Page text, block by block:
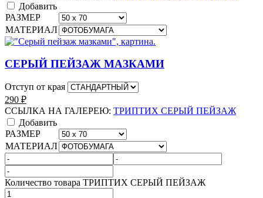
Добавить
РАЗМЕР
МАТЕРИАЛ
СЕРЫЙ ПЕЙЗАЖ МАЗКАМИ
Отступ от края
290 ₽
ССЫЛКА НА ГАЛЕРЕЮ: ТРИПТИХ СЕРЫЙ ПЕЙЗАЖ
Добавить
РАЗМЕР
МАТЕРИАЛ
Количество товара ТРИПТИХ СЕРЫЙ ПЕЙЗАЖ